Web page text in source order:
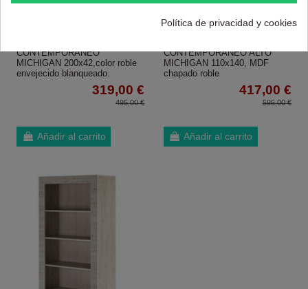
CONTEMPORANEO
MICHIGAN 200x42,color roble
envejecido blanqueado.
319,00 €
495,00 €
Añadir al carrito
CONTEMPORANEO ALTO
MICHIGAN 110x140, MDF
chapado roble
417,00 €
595,00 €
Añadir al carrito
Política de privacidad y cookies